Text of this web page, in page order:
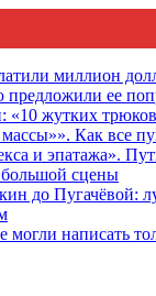
миллион
предложили ее
«10 жутких
Как все
и эпатажа».
сцены
до Пугачёвой:
могли написать